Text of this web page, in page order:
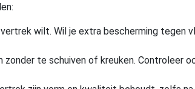
wilt. Wil je extra bescherming tegen
te schuiven of kreuken. Controleer